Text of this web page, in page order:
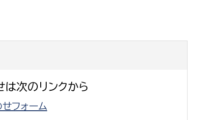
次のリンクから
フォーム